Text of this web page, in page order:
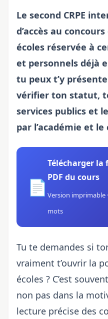
Le second CRPE
d’accès au
écoles réservée à
et personnels déjà
tu peux t’y
vérifier ton statut,
services publics et
par l’académie et le
📄
Télécharger la
PDF du cours
Version imprimable
mots
Tu te demandes si
vraiment t’ouvrir la
écoles ? C’est
non pas dans la
lecture précise des